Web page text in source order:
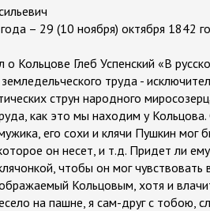
– 29 (10 ноября) октября 1842
о Кольцове Глеб Успенский «В
труда -
струн народного
как это мы находим у
его сохи и клячи Пушкин мог
он несет, и т.д. Придет ли
чтобы он мог
Кольцовым, хотя и
на пашне, я сам-друг с тобою,